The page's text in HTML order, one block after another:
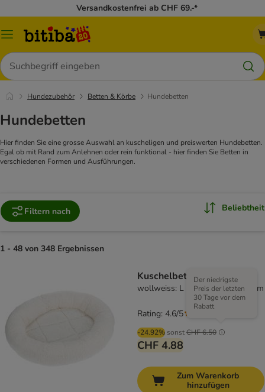
Versandkostenfrei ab CHF 69.-*
Menü
Suchen
Hundezubehör Betten & Körbe Hundebetten
Hundebetten
Hier finden Sie eine grosse Auswahl an kuscheligen und preiswerten Hundebetten.
Egal ob mit Rand zum Anlehnen oder rein funktional - hier finden Sie Betten in
verschiedenen Formen und Ausführungen.
Filtern nach Beliebtheit
1 - 48 von 348 Ergebnissen
Kuschelbett Fluffy 2in1
wollweiss: L 50 x B 42 x H 7,5 cm
-24.92% sonstCHF 6.50
Der niedrigste
Preis der letzten
30 Tage vor dem
Rabatt
CHF 4.88
Rating: 4.6/5
Zum Warenkorb
hinzufügen